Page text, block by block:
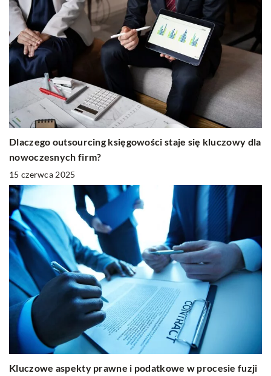
Dlaczego outsourcing księgowości staje się kluczowy dla
nowoczesnych firm?
15 czerwca 2025
Kluczowe aspekty prawne i podatkowe w procesie fuzji